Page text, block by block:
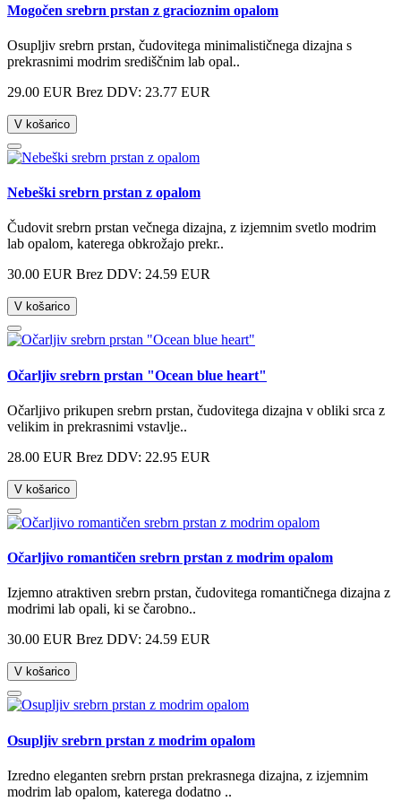
Mogočen srebrn prstan z gracioznim opalom
Osupljiv srebrn prstan, čudovitega minimalističnega dizajna s
prekrasnimi modrim središčnim lab opal..
29.00 EUR Brez DDV: 23.77 EUR
V košarico
Nebeški srebrn prstan z opalom
Čudovit srebrn prstan večnega dizajna, z izjemnim svetlo modrim
lab opalom, katerega obkrožajo prekr..
30.00 EUR Brez DDV: 24.59 EUR
V košarico
Očarljiv srebrn prstan "Ocean blue heart"
Očarljivo prikupen srebrn prstan, čudovitega dizajna v obliki srca z
velikim in prekrasnimi vstavlje..
28.00 EUR Brez DDV: 22.95 EUR
V košarico
Očarljivo romantičen srebrn prstan z modrim opalom
Izjemno atraktiven srebrn prstan, čudovitega romantičnega dizajna z
modrimi lab opali, ki se čarobno..
30.00 EUR Brez DDV: 24.59 EUR
V košarico
Osupljiv srebrn prstan z modrim opalom
Izredno eleganten srebrn prstan prekrasnega dizajna, z izjemnim
modrim lab opalom, katerega dodatno ..